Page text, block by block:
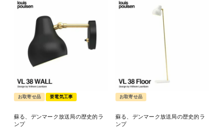
お取寄せ品 要電気工事
蘇る、デンマーク放送局の歴史的ラ
ンプ
お取寄せ品
蘇る、デンマーク放送局の歴史的ラ
ンプ